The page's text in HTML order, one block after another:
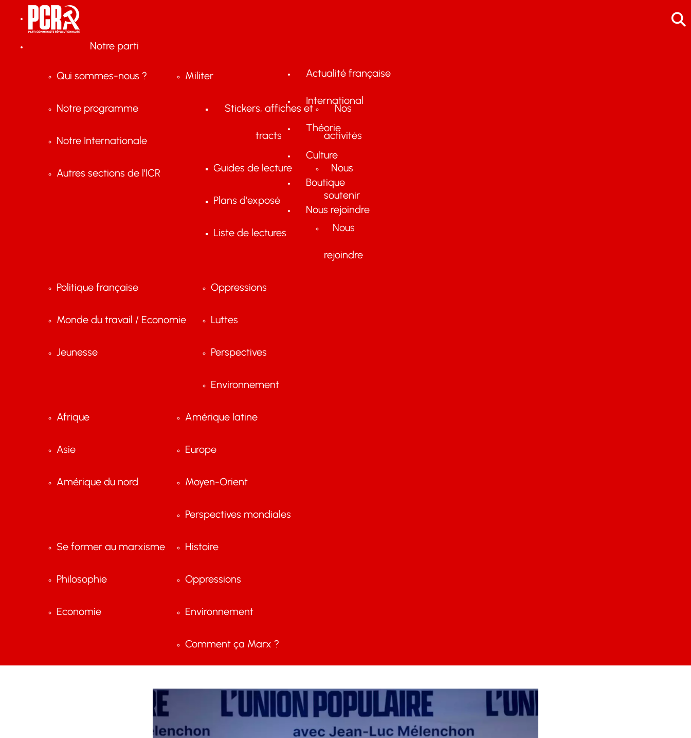
Notre parti
Qui sommes-nous ?
Notre programme
Notre Internationale
Autres sections de l'ICR
Militer
Stickers, affiches et
tracts
Guides de lecture
Plans d'exposé
Liste de lectures
Nos
activités
Nous
soutenir
Nous
rejoindre
Actualité française
Politique française
Monde du travail / Economie
Jeunesse
Oppressions
Luttes
Perspectives
Environnement
International
Afrique
Asie
Amérique du nord
Amérique latine
Europe
Moyen-Orient
Perspectives mondiales
Théorie
Se former au marxisme
Philosophie
Economie
Histoire
Oppressions
Environnement
Comment ça Marx ?
Culture
Boutique
Nous rejoindre